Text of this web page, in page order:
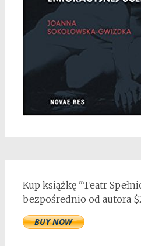
Kup książkę "Teatr
bezpośrednio od autora